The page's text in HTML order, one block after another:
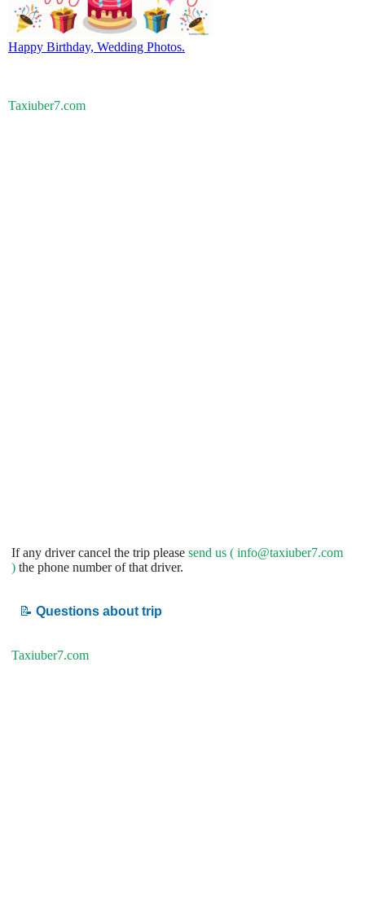
Happy Birthday, Wedding Photos.
Taxiuber7.com
If any driver cancel the trip please send us ( info@taxiuber7.com
) the phone number of that driver.
📝 Questions about trip
Taxiuber7.com